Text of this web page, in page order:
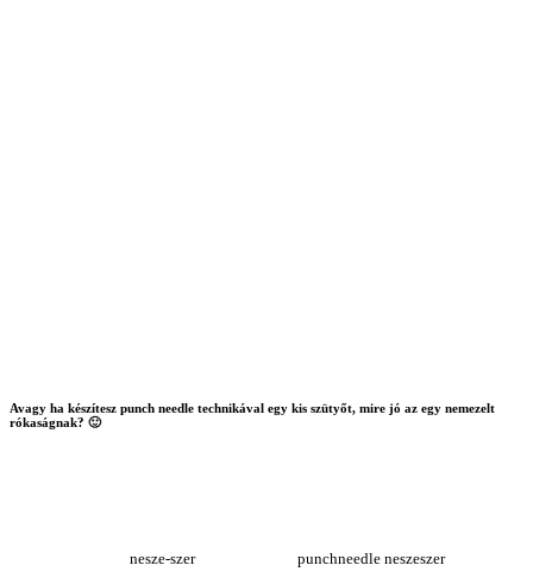
Avagy ha készítesz punch needle technikával egy kis szütyőt, mire jó az egy nemezelt
rókaságnak? 🙂
nesze-szer punchneedle neszeszer